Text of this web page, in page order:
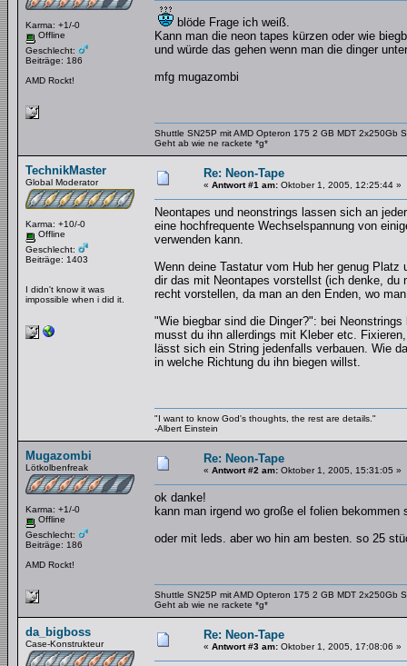
Karma: +1/-0
Offline
Geschlecht:
Beiträge: 186
AMD Rockt!
blöde Frage ich weiß.
Kann man die neon tapes kürzen oder wie
und würde das gehen wenn man die dinger
mfg mugazombi
Shuttle SN25P mit AMD Opteron 175 2 GB MDT 2x250Gb
Geht ab wie ne rackete *g*
TechnikMaster
Global Moderator
Karma: +10/-0
Offline
Geschlecht:
Beiträge: 1403
I didn't know it was
impossible when i did it.
Re: Neon-Tape
« Antwort #1 am: Oktober 1, 2005, 12:25:44 »
Neontapes und neonstrings lassen sich an
eine hochfrequente Wechselspannung von
verwenden kann.
Wenn deine Tastatur vom Hub her genug
dir das mit Neontapes vorstellst (ich denke,
recht vorstellen, da man an den Enden, wo
"Wie biegbar sind die Dinger?": bei
musst du ihn allerdings mit Kleber etc.
lässt sich ein String jedenfalls verbauen. Wie
in welche Richtung du ihn biegen willst.
"I want to know God's thoughts, the rest are details."
-Albert Einstein
Mugazombi
Lötkolbenfreak
Karma: +1/-0
Offline
Geschlecht:
Beiträge: 186
AMD Rockt!
Re: Neon-Tape
« Antwort #2 am: Oktober 1, 2005, 15:31:05 »
ok danke!
kann man irgend wo große el folien
oder mit leds. aber wo hin am besten. so 25
Shuttle SN25P mit AMD Opteron 175 2 GB MDT 2x250Gb
Geht ab wie ne rackete *g*
da_bigboss
Case-Konstrukteur
Re: Neon-Tape
« Antwort #3 am: Oktober 1, 2005, 17:08:06 »